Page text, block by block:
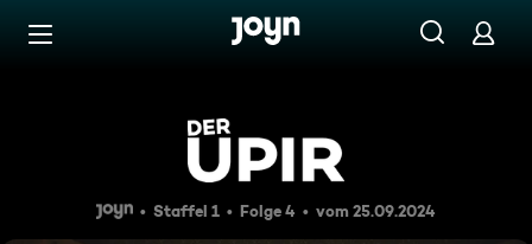
Zum Inhalt springen
Staffel 1 Folge 4 vom 25.09.2024